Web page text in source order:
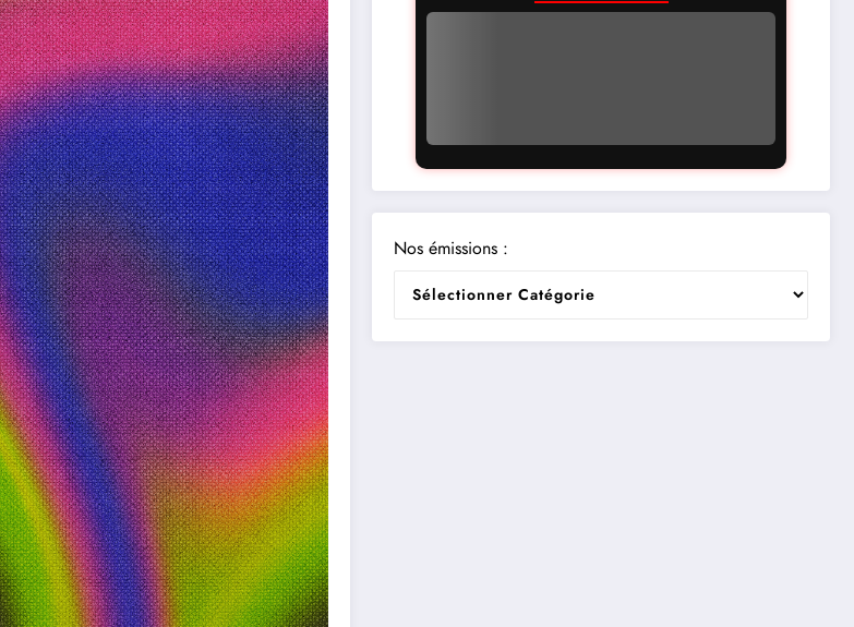
Nos émissions :